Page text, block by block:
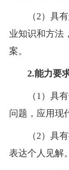
（2 ）具
业知识和方法
案。
2.能力要
（ 1 ）具
问题，应用现
（2 ）具
表达个人见解。